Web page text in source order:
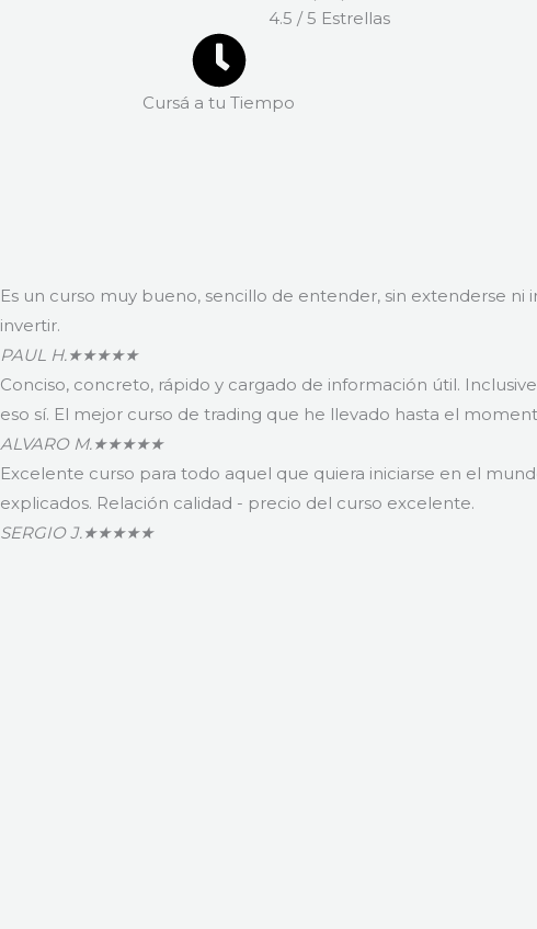
4.5 / 5 Estrellas
Cursá a tu Tiempo
Es un curso muy bueno, sencillo de entender, sin extenderse
invertir.
PAUL H.★★★★★
Conciso, concreto, rápido y cargado de información útil.
eso sí. El mejor curso de trading que he llevado hasta el
ALVARO M.★★★★★
Excelente curso para todo aquel que quiera iniciarse en el
explicados. Relación calidad - precio del curso excelente.
SERGIO J.★★★★★